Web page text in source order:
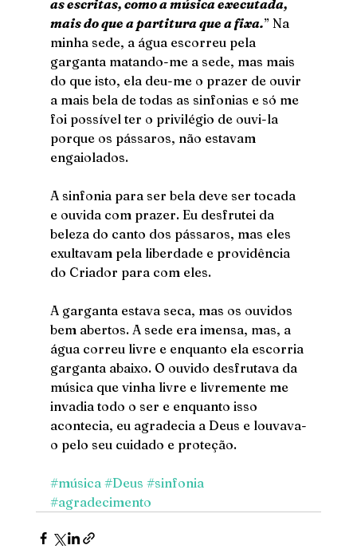
as escritas, como a música executada,
mais do que a partitura que a fixa.” Na
minha sede, a água escorreu pela
garganta matando-me a sede, mas mais
do que isto, ela deu-me o prazer de ouvir
a mais bela de todas as sinfonias e só me
foi possível ter o privilégio de ouvi-la
porque os pássaros, não estavam
engaiolados.
A sinfonia para ser bela deve ser tocada
e ouvida com prazer. Eu desfrutei da
beleza do canto dos pássaros, mas eles
exultavam pela liberdade e providência
do Criador para com eles.
A garganta estava seca, mas os ouvidos
bem abertos. A sede era imensa, mas, a
água correu livre e enquanto ela escorria
garganta abaixo. O ouvido desfrutava da
música que vinha livre e livremente me
invadia todo o ser e enquanto isso
acontecia, eu agradecia a Deus e louvava-
o pelo seu cuidado e proteção.
#música #Deus #sinfonia
#agradecimento